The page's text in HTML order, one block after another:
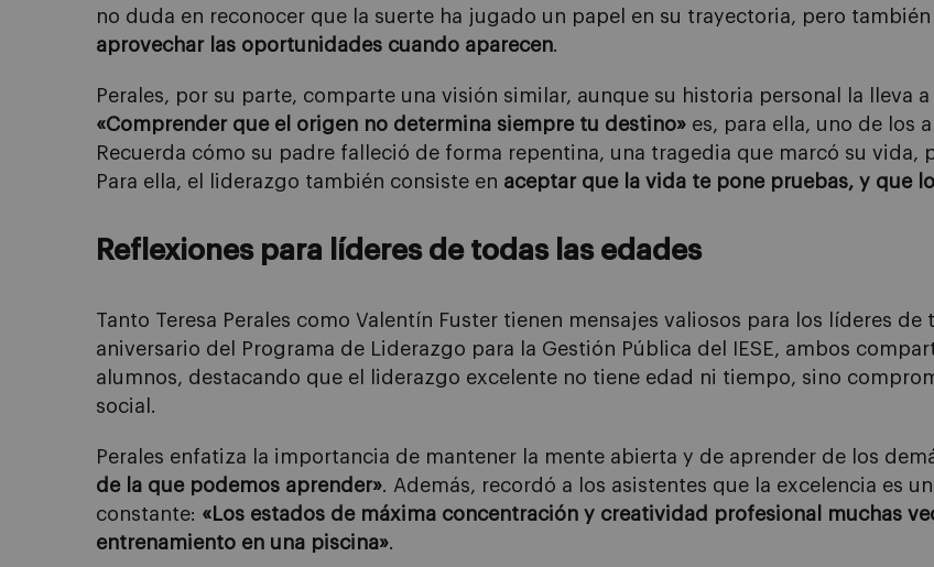
no duda en reconocer que la suerte ha jugado un papel en su trayectoria, pero
aprovechar las oportunidades cuando aparecen.
Perales, por su parte, comparte una visión similar, aunque su historia personal la lleva
«Comprender que el origen no determina siempre tu destino» es, para ella, uno de los
Recuerda cómo su padre falleció de forma repentina, una tragedia que marcó su vida,
Para ella, el liderazgo también consiste en aceptar que la vida te pone pruebas, y que
Reflexiones para líderes de todas las edades
Tanto Teresa Perales como Valentín Fuster tienen mensajes valiosos para los líderes de
aniversario del Programa de Liderazgo para la Gestión Pública del IESE, ambos
alumnos, destacando que el liderazgo excelente no tiene edad ni tiempo, sino
social.
Perales enfatiza la importancia de mantener la mente abierta y de aprender de los
de la que podemos aprender». Además, recordó a los asistentes que la excelencia es
constante: «Los estados de máxima concentración y creatividad profesional muchas
entrenamiento en una piscina».